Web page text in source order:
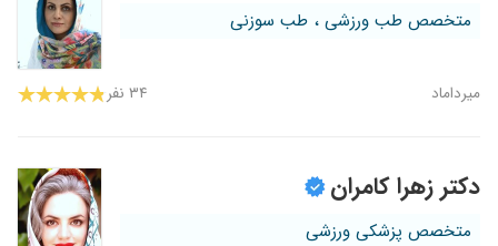
متخصص طب ورزشی ، طب سوزنی
میرداماد ۳۴ نفر
دکتر زهرا کامران
متخصص پزشکی ورزشی